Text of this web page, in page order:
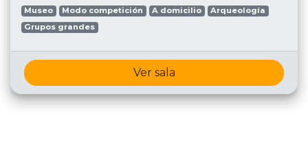
Museo Modo competición A domicilio
Arqueología
Grupos grandes
Ver sala